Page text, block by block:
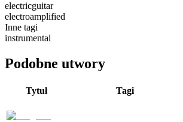
electricguitar
electroamplified
Inne tagi
instrumental
Podobne utwory
Tytuł Tagi